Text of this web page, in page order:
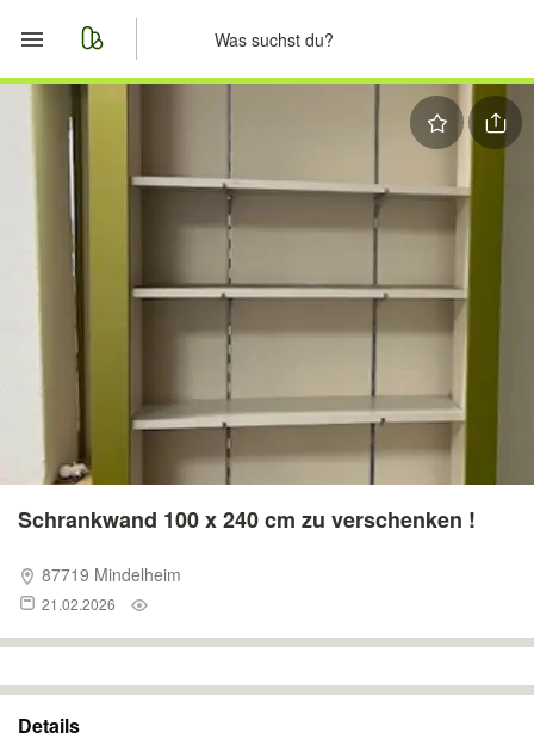
Start
Merkliste
Nachrichten
Anzeige aufgeben
Schrankwand 100 x 240 cm zu verschenken !
87719 Mindelheim
21.02.2026
Details